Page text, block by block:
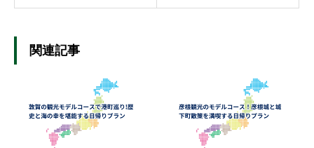
関連記事